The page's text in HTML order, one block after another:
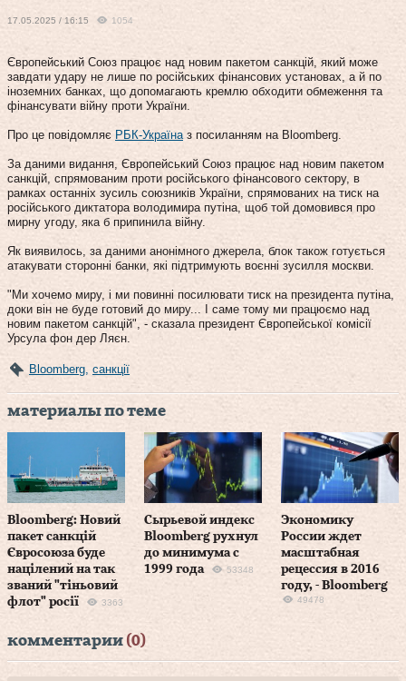
17.05.2025 / 16:15 1054
Європейський Союз працює над новим пакетом санкцій, який може
завдати удару не лише по російських фінансових установах, а й по
іноземних банках, що допомагають кремлю обходити обмеження та
фінансувати війну проти України.
Про це повідомляє РБК-Україназ посиланням на Bloomberg.
За даними видання, Європейський Союз працює над новим пакетом
санкцій, спрямованим проти російського фінансового сектору, в
рамках останніх зусиль союзників України, спрямованих на тиск на
російського диктатора володимира путіна, щоб той домовився про
мирну угоду, яка б припинила війну.
Як виявилось, за даними анонімного джерела, блок також готується
атакувати сторонні банки, які підтримують воєнні зусилля москви.
"Ми хочемо миру, і ми повинні посилювати тиск на президента путіна,
доки він не буде готовий до миру... І саме тому ми працюємо над
новим пакетом санкцій", - сказала президент Європейської комісії
Урсула фон дер Ляєн.
Bloomberg, санкції
материалы по теме
Bloomberg: Новий
пакет санкцій
Євросоюза буде
націлений на так
званий "тіньовий
флот" росії
3363
Сырьевой индекс
Bloomberg рухнул
до минимума с
1999 года
53348
Экономику
России ждет
масштабная
рецессия в 2016
году, - Bloomberg
49478
комментарии (0)